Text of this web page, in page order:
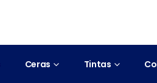
Ceras Tintas